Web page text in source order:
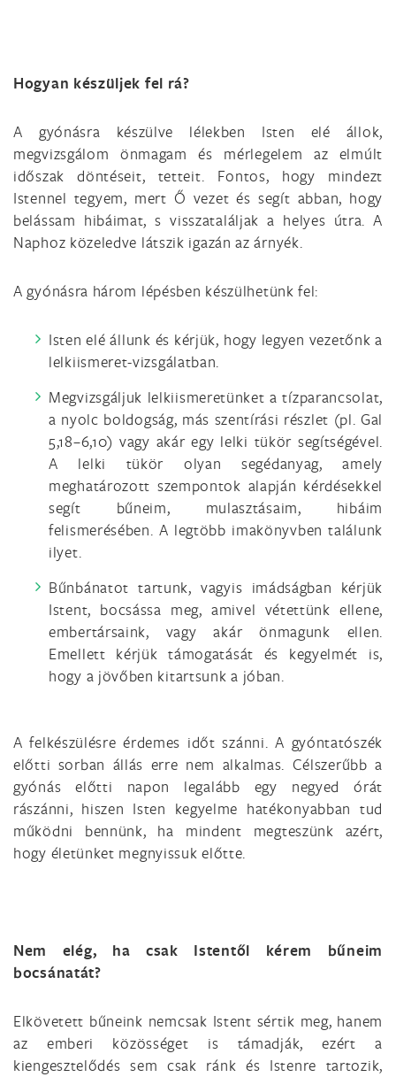
Hogyan készüljek fel rá?
A gyónásra készülve lélekben Isten elé állok,
megvizsgálom önmagam és mérlegelem az elmúlt
időszak döntéseit, tetteit. Fontos, hogy mindezt
Istennel tegyem, mert Ő vezet és segít abban, hogy
belássam hibáimat, s visszataláljak a helyes útra. A
Naphoz közeledve látszik igazán az árnyék.
A gyónásra három lépésben készülhetünk fel:
Isten elé állunk és kérjük, hogy legyen vezetőnk a
lelkiismeret-vizsgálatban.
Megvizsgáljuk lelkiismeretünket a tízparancsolat,
a nyolc boldogság, más szentírási részlet (pl. Gal
5,18–6,10) vagy akár egy lelki tükör segítségével.
A lelki tükör olyan segédanyag, amely
meghatározott szempontok alapján kérdésekkel
segít bűneim, mulasztásaim, hibáim
felismerésében. A legtöbb imakönyvben találunk
ilyet.
Bűnbánatot tartunk, vagyis imádságban kérjük
Istent, bocsássa meg, amivel vétettünk ellene,
embertársaink, vagy akár önmagunk ellen.
Emellett kérjük támogatását és kegyelmét is,
hogy a jövőben kitartsunk a jóban.
A felkészülésre érdemes időt szánni. A gyóntatószék
előtti sorban állás erre nem alkalmas. Célszerűbb a
gyónás előtti napon legalább egy negyed órát
rászánni, hiszen Isten kegyelme hatékonyabban tud
működni bennünk, ha mindent megteszünk azért,
hogy életünket megnyissuk előtte.
Nem elég, ha csak Istentől kérem bűneim
bocsánatát?
Elkövetett bűneink nemcsak Istent sértik meg, hanem
az emberi közösséget is támadják, ezért a
kiengesztelődés sem csak ránk és Istenre tartozik,